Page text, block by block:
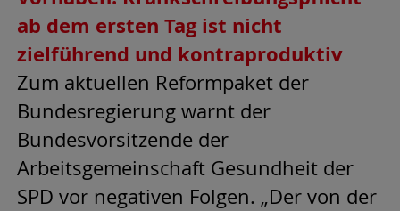
ab dem ersten Tag ist nicht
zielführend und kontraproduktiv
Zum aktuellen Reformpaket der
Bundesregierung warnt der
Bundesvorsitzende der
Arbeitsgemeinschaft Gesundheit der
SPD vor negativen Folgen. „Der von der